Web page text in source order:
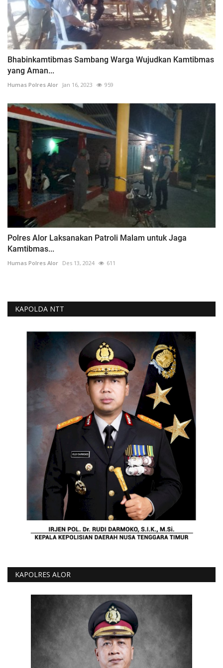
Bhabinkamtibmas Sambang Warga Wujudkan Kamtibmas
yang Aman...
Humas Polres Alor Jan 16, 2023 959
Polres Alor Laksanakan Patroli Malam untuk Jaga
Kamtibmas...
Humas Polres Alor Des 13, 2024 611
KAPOLDA NTT
KAPOLRES ALOR